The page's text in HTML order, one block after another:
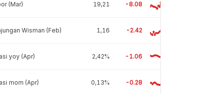
(Mar) 19,21 -8.08
Wisman (Feb) 1,16 -2.42
yoy (Apr) 2,42% -1.06
mom (Apr) 0,13% -0.28